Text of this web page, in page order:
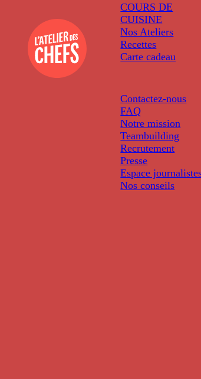
COURS DE
CUISINE
Nos Ateliers
Recettes
Carte cadeau
Contactez-nous
FAQ
Notre mission
Teambuilding
Recrutement
Presse
Espace
Nos conseils